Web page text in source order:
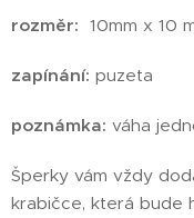
rozměr: 10mm x 10
zapínání: puzeta
poznámka: váha
Šperky vám vždy
krabičce, která bude